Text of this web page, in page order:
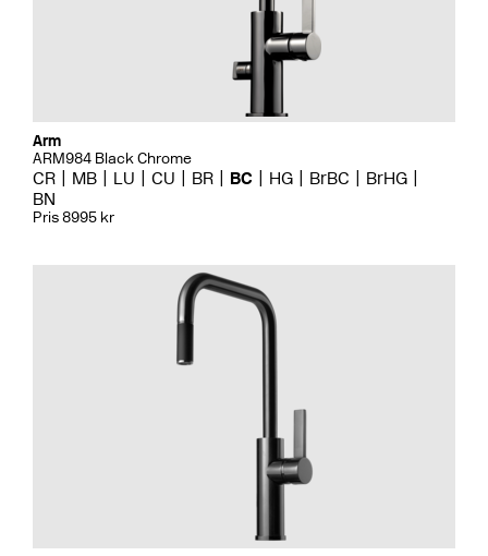
Arm
ARM984 Black Chrome
CR MB LU CU BR BC HG BrBC
BrHG
BN
Pris 8995 kr